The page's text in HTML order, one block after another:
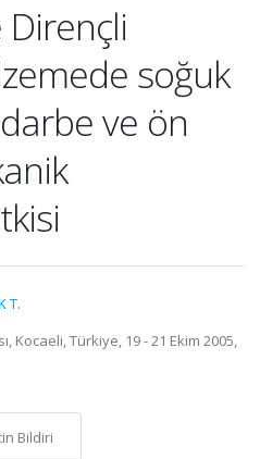
Dirençli
soğuk
ve ön
T.
Kocaeli, Türkiye, 19 - 21 Ekim 2005,
Bildiri